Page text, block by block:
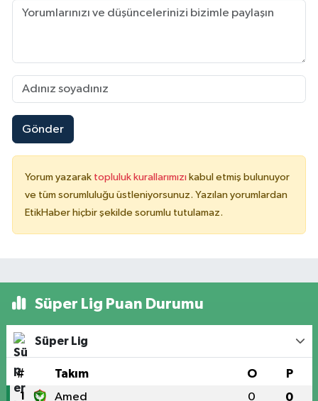
Gönder
Yorum yazarak topluluk kurallarımızı kabul etmiş bulunuyor
ve tüm sorumluluğu üstleniyorsunuz. Yazılan yorumlardan
EtikHaber hiçbir şekilde sorumlu tutulamaz.
Süper Lig Puan Durumu
Süper Lig
# Takım O P
1 Amed 0 0